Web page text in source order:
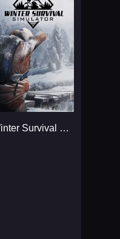
Winter Survival Simulator